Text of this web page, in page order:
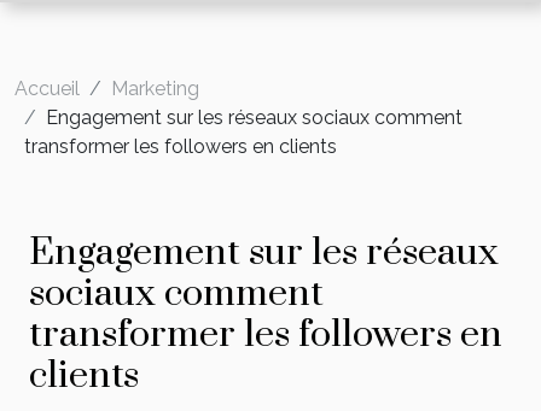
Accueil
Marketing
Engagement sur les réseaux sociaux comment
transformer les followers en clients
Engagement sur les réseaux
sociaux comment
transformer les followers en
clients